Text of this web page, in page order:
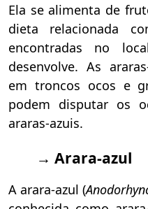
Ela se alimenta de
dieta relacionada
encontradas no
desenvolve. As
em troncos ocos e
podem disputar os
araras-azuis.
→ Arara-azul
A arara-azul (